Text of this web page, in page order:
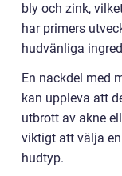
bly och zink,
har primers
hudvänliga
En nackdel med
kan uppleva att
utbrott av akne
viktigt att välja
hudtyp.